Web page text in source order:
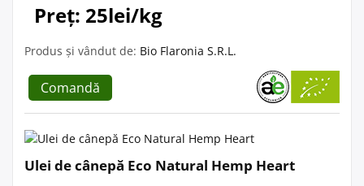
Preț: 25lei/kg
Produs și vândut de: Bio Flaronia S.R.L.
Comandă
Ulei de cânepă Eco Natural Hemp Heart